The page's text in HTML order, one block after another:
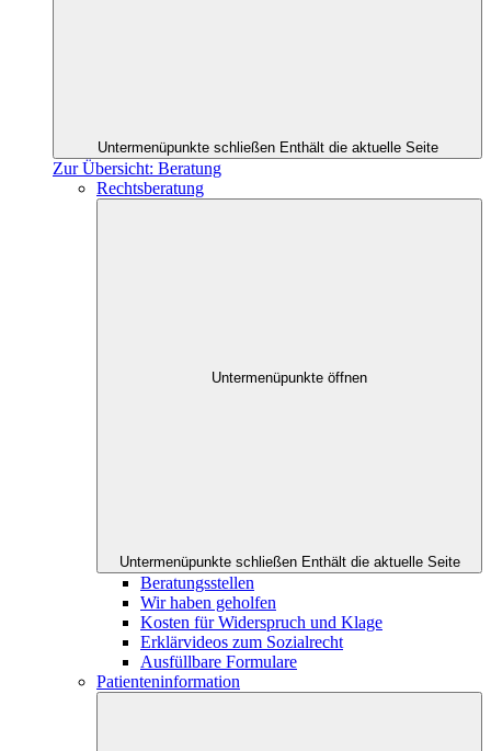
Untermenüpunkte schließen Enthält die aktuelle Seite
Zur Übersicht: Beratung
Rechtsberatung
Untermenüpunkte öffnen
Untermenüpunkte schließen Enthält die aktuelle Seite
Beratungsstellen
Wir haben geholfen
Kosten für Widerspruch und Klage
Erklärvideos zum Sozialrecht
Ausfüllbare Formulare
Patienteninformation